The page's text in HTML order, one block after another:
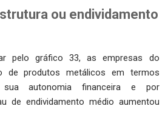
ou endividamento
pelo gráfico 33, as empresas do
de produtos metálicos em termos
autonomia financeira e por
de endividamento médio aumentou